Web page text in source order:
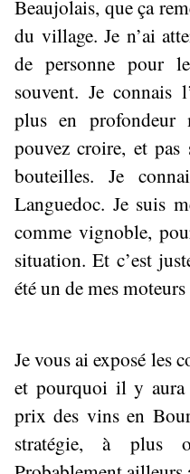
Beaujolais, que ça
du village. Je n’ai
de personne pour
souvent. Je connais
plus en profondeur
pouvez croire, et
bouteilles. Je
Languedoc. Je suis
comme vignoble,
situation. Et c’est
été un de mes
Je vous ai exposé les
et pourquoi il y aura
prix des vins en
stratégie, à plus